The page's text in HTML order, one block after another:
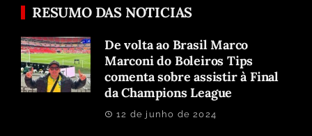
RESUMO DAS NOTICIAS
De volta ao Brasil Marco
Marconi do Boleiros Tips
comenta sobre assistir à Final
da Champions League
12 de junho de 2024